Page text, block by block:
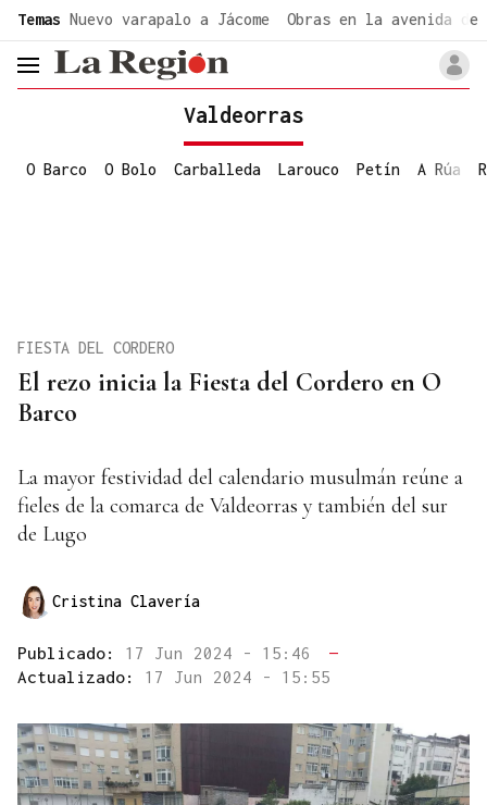
Temas Nuevo varapalo a Jácome Obras en la avenida de
header.menu.open
Valdeorras
O Barco O Bolo Carballeda Larouco Petín A Rúa
El rezo inicia la Fiesta del Cordero en O
Barco
FIESTA DEL CORDERO
La mayor festividad del calendario musulmán reúne a
fieles de la comarca de Valdeorras y también del sur
de Lugo
Cristina Clavería
Publicado: 17 Jun 2024 - 15:46
—
Actualizado: 17 Jun 2024 - 15:55